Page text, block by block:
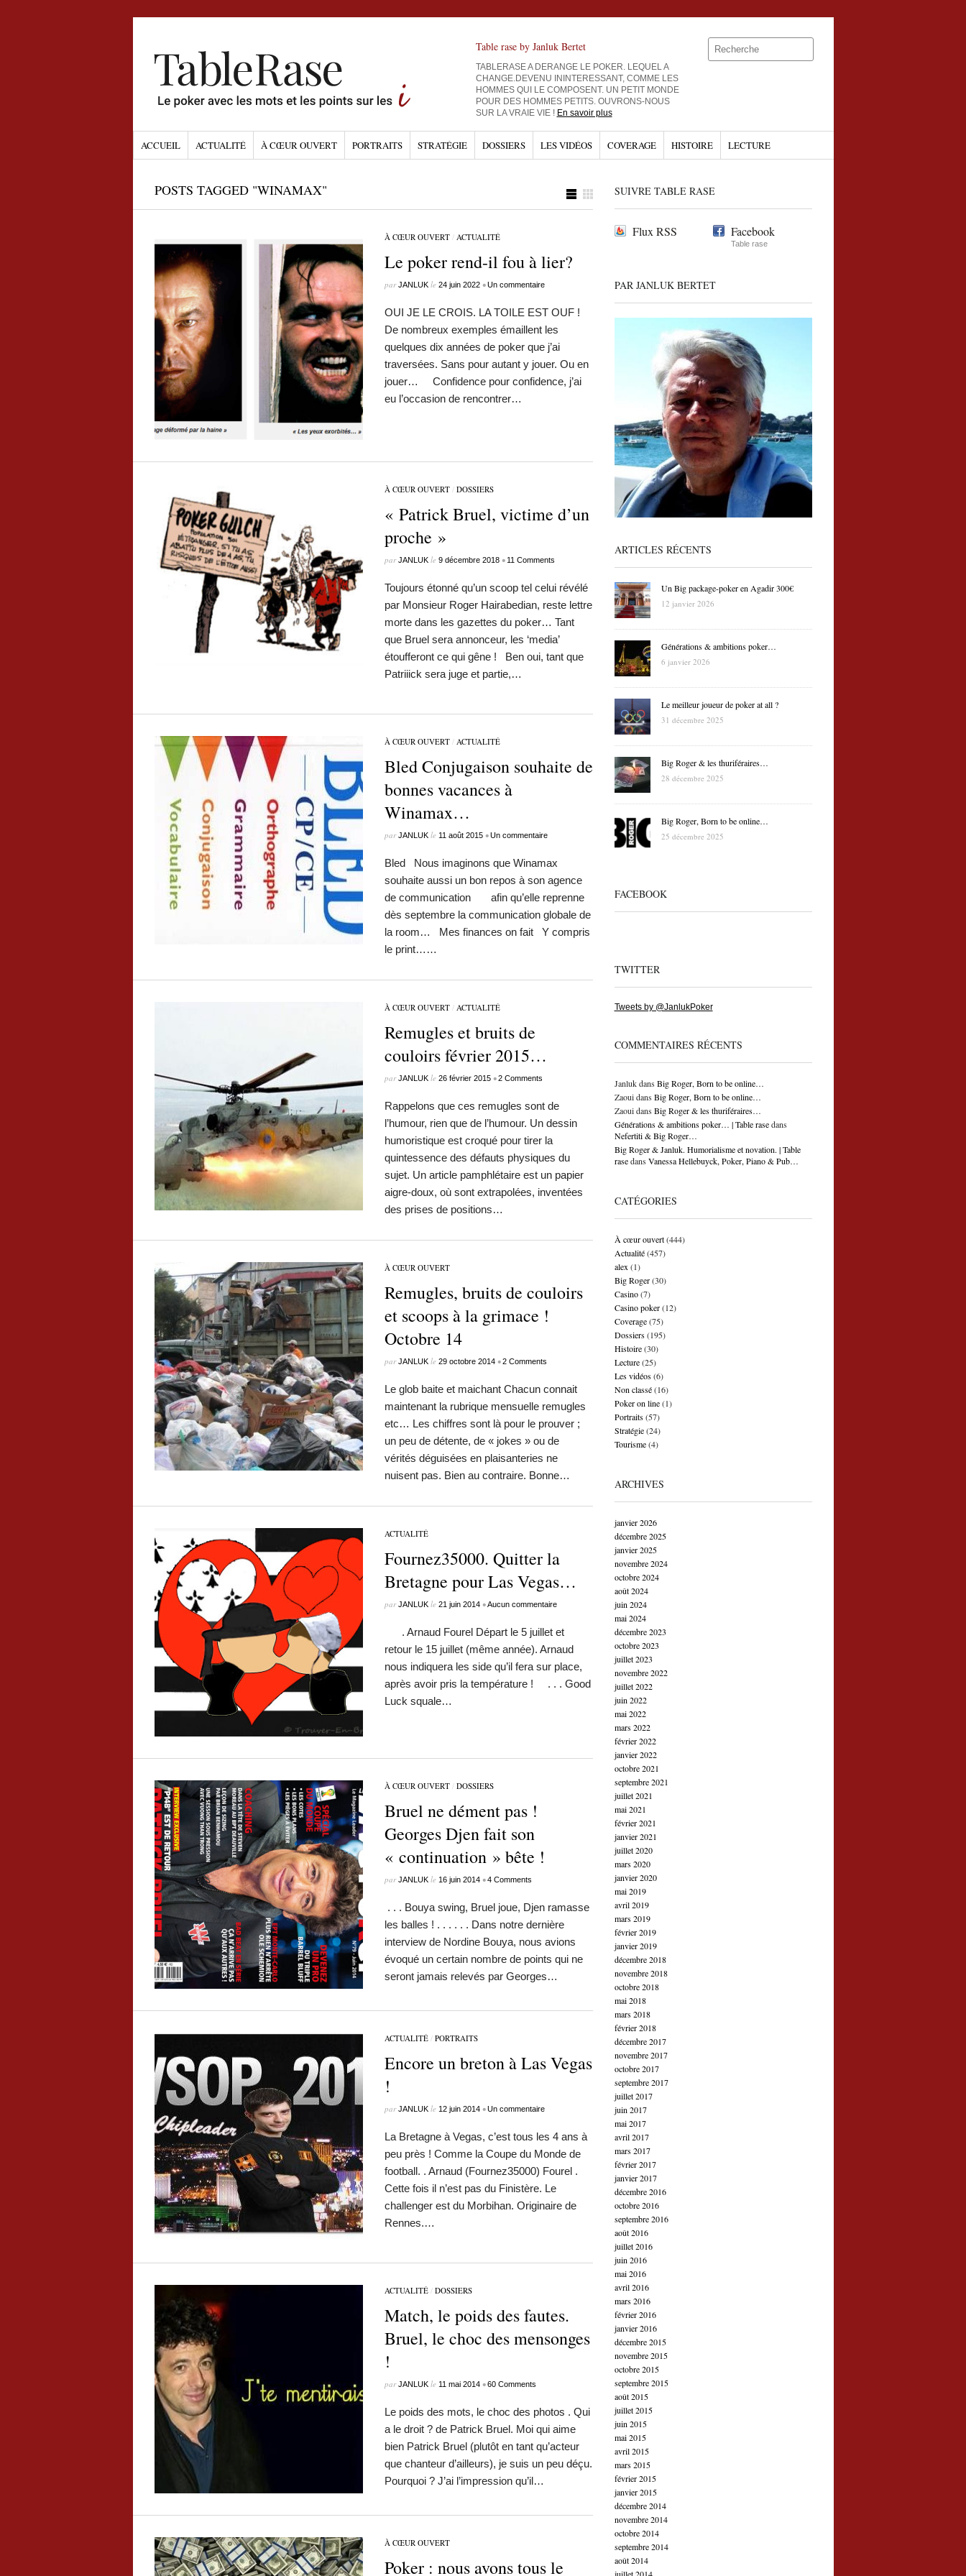
Table rase by Janluk Bertet
TABLERASE A DERANGE LE POKER. LEQUEL A
CHANGE.DEVENU ININTERESSANT, COMME LES
HOMMES QUI LE COMPOSENT. UN PETIT MONDE
POUR DES HOMMES PETITS. OUVRONS-NOUS
SUR LA VRAIE VIE ! En savoir plus
ACCUEIL ACTUALITÉ À CŒUR OUVERT PORTRAITS STRATÉGIE DOSSIERS LES VIDÉOS COVERAGE HISTOIRE LECTURE
POSTS TAGGED "WINAMAX"
À CŒUR OUVERT/ ACTUALITÉ
Le poker rend-il fou à lier?
parJANLUKle 24 juin 2022 •Un commentaire
OUI JE LE CROIS. LA TOILE EST OUF !
De nombreux exemples émaillent les
quelques dix années de poker que j’ai
traversées. Sans pour autant y jouer. Ou en
jouer… Confidence pour confidence, j’ai
eu l’occasion de rencontrer…
À CŒUR OUVERT/ DOSSIERS
« Patrick Bruel, victime d’un
proche »
parJANLUKle 9 décembre 2018 • 11 Comments
Toujours étonné qu’un scoop tel celui révélé
par Monsieur Roger Hairabedian, reste lettre
morte dans les gazettes du poker… Tant
que Bruel sera annonceur, les ‘media’
étoufferont ce qui gêne ! Ben oui, tant que
Patriiick sera juge et partie,…
À CŒUR OUVERT/ ACTUALITÉ
Bled Conjugaison souhaite de
bonnes vacances à
Winamax…
parJANLUKle 11 août 2015 •Un commentaire
Bled Nous imaginons que Winamax
souhaite aussi un bon repos à son agence
de communication afin qu’elle reprenne
dès septembre la communication globale de
la room… Mes finances on fait Y compris
le print……
À CŒUR OUVERT/ ACTUALITÉ
Remugles et bruits de
couloirs février 2015…
parJANLUKle 26 février 2015 •2 Comments
Rappelons que ces remugles sont de
l’humour, rien que de l’humour. Un dessin
humoristique est croqué pour tirer la
quintessence des défauts physiques du
sujet. Un article pamphlétaire est un papier
aigre-doux, où sont extrapolées, inventées
des prises de positions…
À CŒUR OUVERT
Remugles, bruits de couloirs
et scoops à la grimace !
Octobre 14
parJANLUKle 29 octobre 2014 •2 Comments
Le glob baite et maichant Chacun connait
maintenant la rubrique mensuelle remugles
etc… Les chiffres sont là pour le prouver ;
un peu de détente, de « jokes » ou de
vérités déguisées en plaisanteries ne
nuisent pas. Bien au contraire. Bonne…
ACTUALITÉ
Fournez35000. Quitter la
Bretagne pour Las Vegas…
parJANLUKle 21 juin 2014 •Aucun commentaire
. Arnaud Fourel Départ le 5 juillet et
retour le 15 juillet (même année). Arnaud
nous indiquera les side qu’il fera sur place,
après avoir pris la température ! . . . Good
Luck squale…
À CŒUR OUVERT/ DOSSIERS
Bruel ne dément pas !
Georges Djen fait son
« continuation » bête !
parJANLUKle 16 juin 2014 •4 Comments
. . . Bouya swing, Bruel joue, Djen ramasse
les balles ! . . . . . . Dans notre dernière
interview de Nordine Bouya, nous avions
évoqué un certain nombre de points qui ne
seront jamais relevés par Georges…
ACTUALITÉ/ PORTRAITS
Encore un breton à Las Vegas
!
parJANLUKle 12 juin 2014 •Un commentaire
La Bretagne à Vegas, c’est tous les 4 ans à
peu près ! Comme la Coupe du Monde de
football. . Arnaud (Fournez35000) Fourel .
Cette fois il n’est pas du Finistère. Le
challenger est du Morbihan. Originaire de
Rennes.…
ACTUALITÉ/ DOSSIERS
Match, le poids des fautes.
Bruel, le choc des mensonges
!
parJANLUKle 11 mai 2014 •60 Comments
Le poids des mots, le choc des photos . Qui
a le droit ? de Patrick Bruel. Moi qui aime
bien Patrick Bruel (plutôt en tant qu’acteur
que chanteur d’ailleurs), je suis un peu déçu.
Pourquoi ? J’ai l’impression qu’il…
À CŒUR OUVERT
Poker : nous avons tous le
SUIVRE TABLE RASE
Flux RSS Facebook
Table rase
PAR JANLUK BERTET
ARTICLES RÉCENTS
Un Big package-poker en Agadir 300€
12 janvier 2026
Générations & ambitions poker…
6 janvier 2026
Le meilleur joueur de poker at all ?
31 décembre 2025
Big Roger & les thuriféraires…
28 décembre 2025
Big Roger, Born to be online…
25 décembre 2025
FACEBOOK
TWITTER
Tweets by @JanlukPoker
COMMENTAIRES RÉCENTS
Janlukdans Big Roger, Born to be online…
Zaouidans Big Roger, Born to be online…
Zaouidans Big Roger & les thuriféraires…
Générations & ambitions poker… | Table rasedans
Nefertiti & Big Roger…
Big Roger & Janluk. Humorialisme et novation. | Table
rasedans Vanessa Hellebuyck, Poker, Piano & Pub…
CATÉGORIES
À cœur ouvert(444)
Actualité(457)
alex (1)
Big Roger(30)
Casino(7)
Casino poker(12)
Coverage(75)
Dossiers(195)
Histoire(30)
Lecture(25)
Les vidéos(6)
Non classé(16)
Poker on line(1)
Portraits(57)
Stratégie(24)
Tourisme(4)
ARCHIVES
janvier 2026
décembre 2025
janvier 2025
novembre 2024
octobre 2024
août 2024
juin 2024
mai 2024
décembre 2023
octobre 2023
juillet 2023
novembre 2022
juillet 2022
juin 2022
mai 2022
mars 2022
février 2022
janvier 2022
octobre 2021
septembre 2021
juillet 2021
mai 2021
février 2021
janvier 2021
juillet 2020
mars 2020
janvier 2020
mai 2019
avril 2019
mars 2019
février 2019
janvier 2019
décembre 2018
novembre 2018
octobre 2018
mai 2018
mars 2018
février 2018
décembre 2017
novembre 2017
octobre 2017
septembre 2017
juillet 2017
juin 2017
mai 2017
avril 2017
mars 2017
février 2017
janvier 2017
décembre 2016
octobre 2016
septembre 2016
août 2016
juillet 2016
juin 2016
mai 2016
avril 2016
mars 2016
février 2016
janvier 2016
décembre 2015
novembre 2015
octobre 2015
septembre 2015
août 2015
juillet 2015
juin 2015
mai 2015
avril 2015
mars 2015
février 2015
janvier 2015
décembre 2014
novembre 2014
octobre 2014
septembre 2014
août 2014